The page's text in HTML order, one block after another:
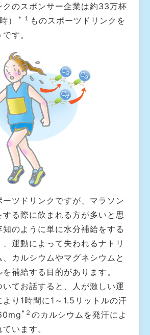
クのスポンサー企業は約33万杯
）
＊１ ものスポーツドリンクを
す。
ーツドリンクですが、マラソン
する際に飲まれる方が多いと思
のように単に水分補給をする
運動によって失われるナトリ
、カルシウムやマグネシウムと
補給する目的があります。
いてお話すると、人が激しい運
り1時間に1～1.5リットルの汗
*２ のカルシウムを発汗によ
います。